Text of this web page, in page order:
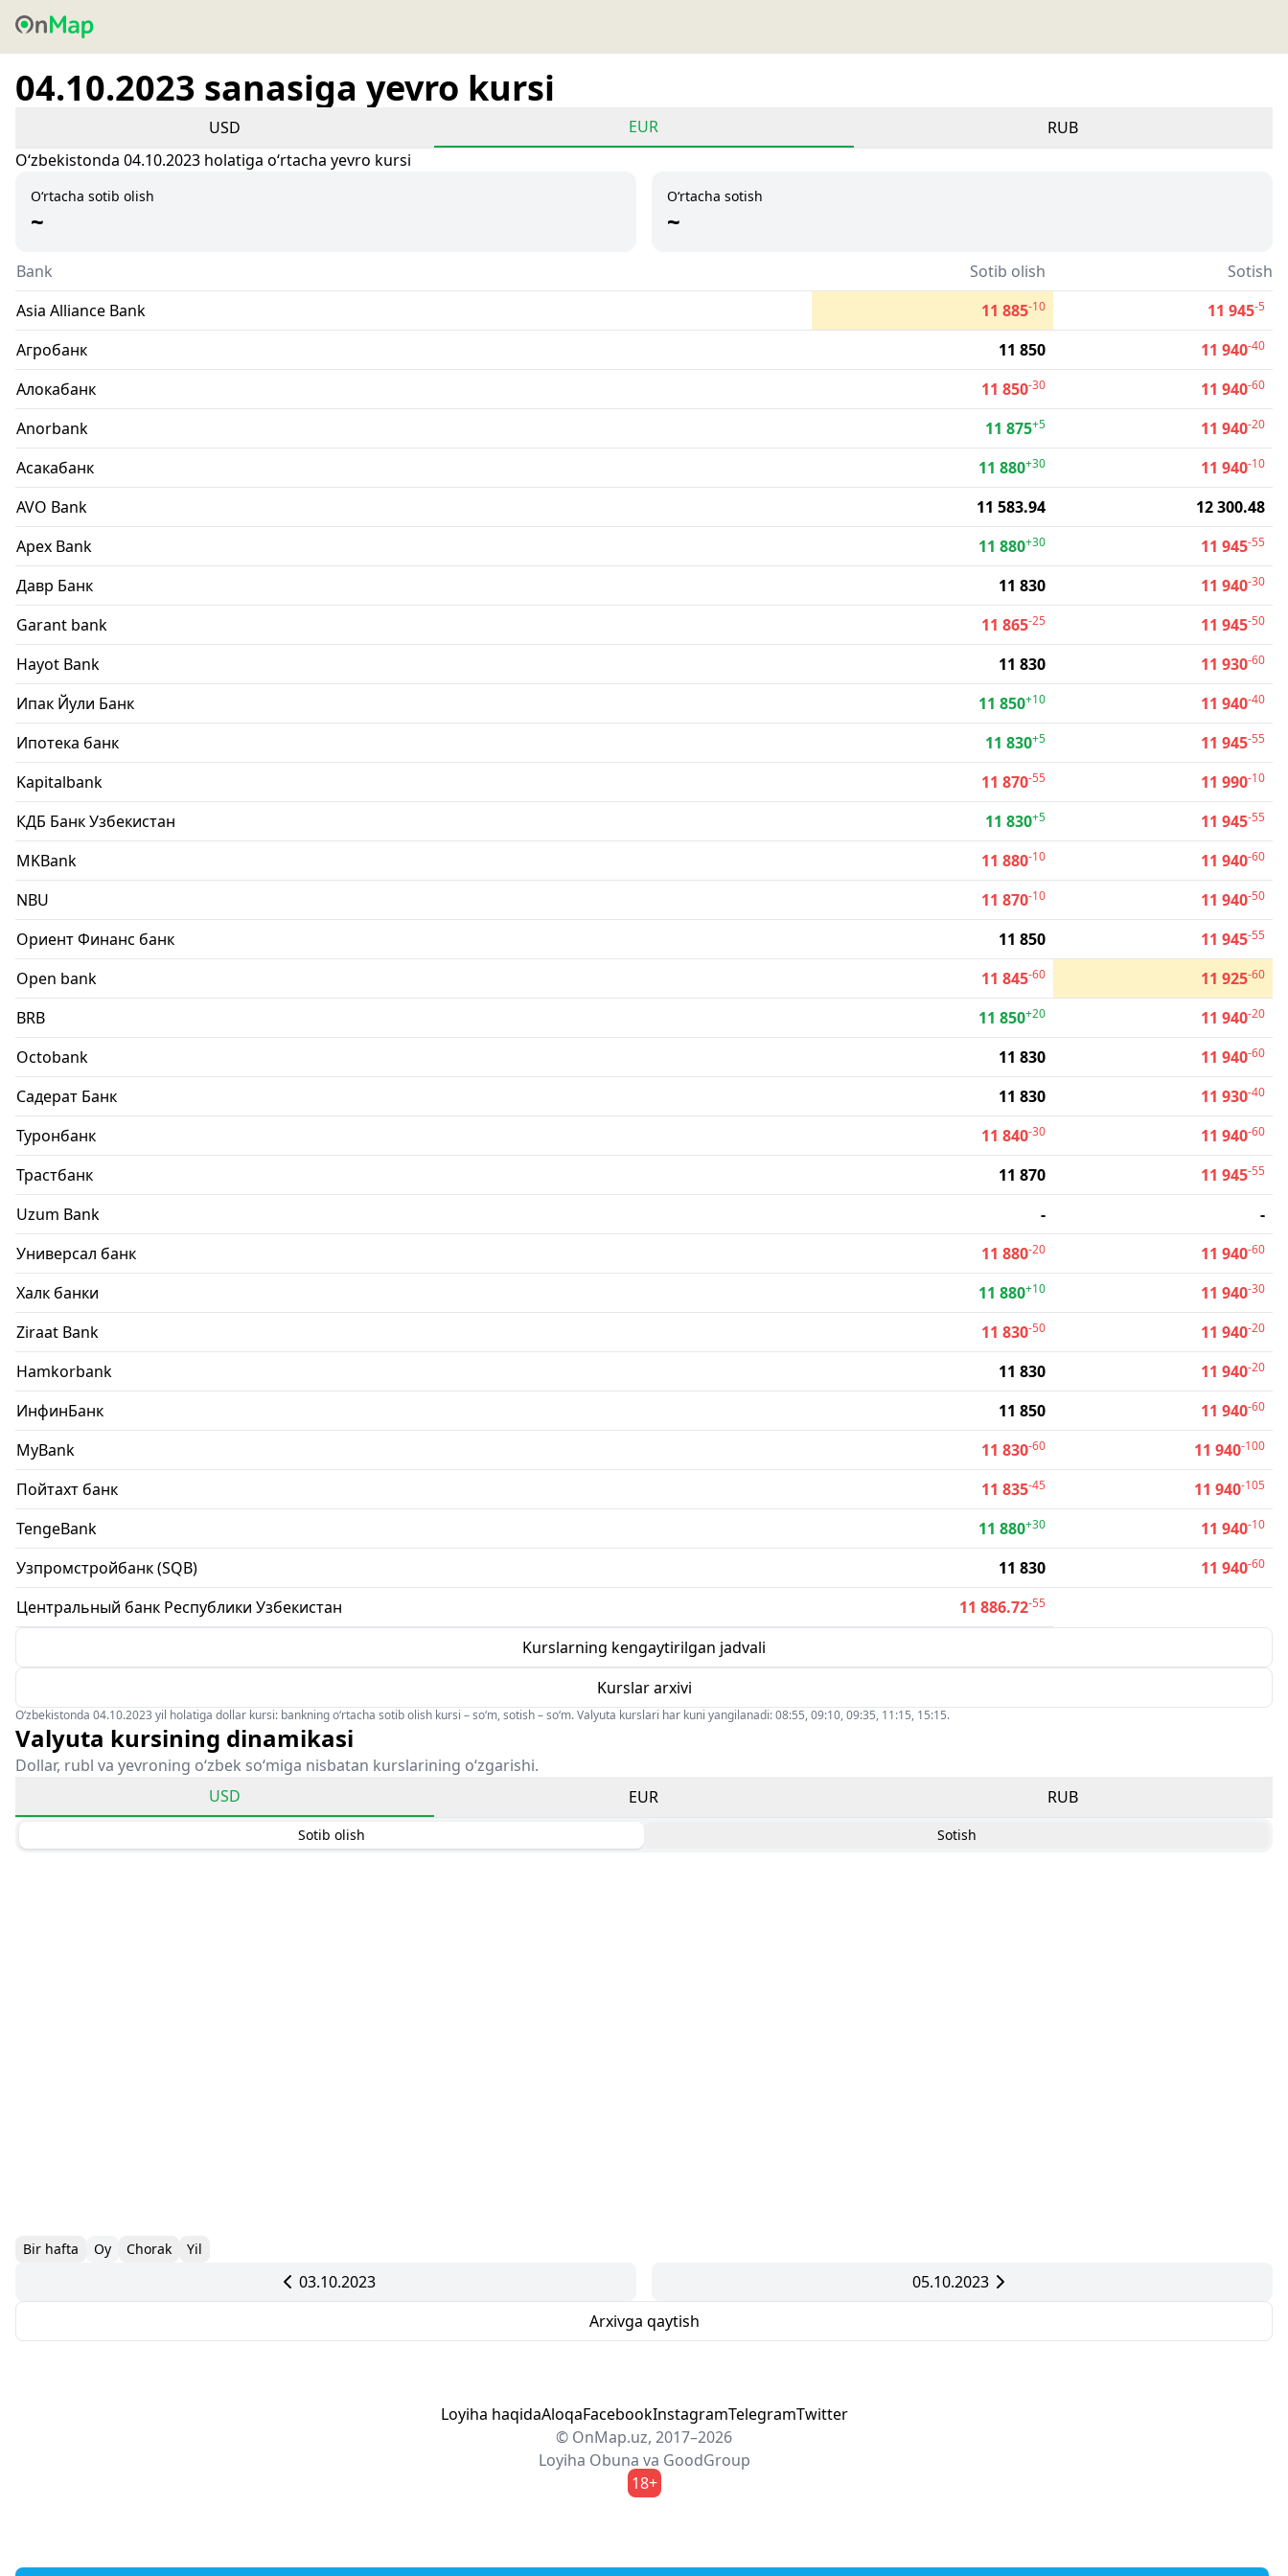
04.10.2023 sanasiga yevro kursi
USD EUR
RUB
Oʻzbekistonda 04.10.2023 holatiga oʻrtacha yevro kursi
O‘rtacha sotib olish
~
O‘rtacha sotish
~
Bank Sotib olish
Sotish
Asia Alliance Bank
11 885-10 11 945-5
Агробанк 11 850 11 940-40
Алокабанк 11 850-30 11 940-60
Anorbank 11 875+5 11 940-20
Асакабанк 11 880+30 11 940-10
AVO Bank 11 583.94
12 300.48
Apex Bank
11 880+30 11 945-55
Давр Банк 11 830 11 940-30
Garant bank 11 865-25 11 945-50
Hayot Bank 11 830 11 930-60
Ипак Йули Банк 11 850+10 11 940-40
Ипотека банк 11 830+5 11 945-55
Kapitalbank 11 870-55 11 990-10
КДБ Банк Узбекистан 11 830+5 11 945-55
MKBank 11 880-10 11 940-60
NBU 11 870-10 11 940-50
Ориент Финанс банк 11 850 11 945-55
Open bank 11 845-60 11 925-60
BRB 11 850+20 11 940-20
Octobank 11 830 11 940-60
Садерат Банк 11 830 11 930-40
Туронбанк 11 840-30 11 940-60
Трастбанк 11 870 11 945-55
Uzum Bank -
-
Универсал банк
11 880-20 11 940-60
Халк банки 11 880+10 11 940-30
Ziraat Bank 11 830-50 11 940-20
Hamkorbank 11 830 11 940-20
ИнфинБанк 11 850 11 940-60
MyBank 11 830-60 11 940-100
Пойтахт банк 11 835-45 11 940-105
TengeBank 11 880+30 11 940-10
Узпромстройбанк (SQB) 11 830 11 940-60
Центральный банк Республики Узбекистан 11 886.72-55
Kurslarning kengaytirilgan jadvali
Kurslar arxivi
O‘zbekistonda 04.10.2023 yil holatiga dollar kursi: bankning o‘rtacha sotib olish kursi – so‘m, sotish – so‘m. Valyuta kurslari har kuni yangilanadi: 08:55, 09:10, 09:35, 11:15, 15:15.
Valyuta kursining dinamikasi
Dollar, rubl va yevroning o‘zbek so‘miga nisbatan kurslarining o‘zgarishi.
USD
EUR RUB
Sotib olish Sotish
Bir hafta Oy Chorak Yil
03.10.2023
05.10.2023
Arxivga qaytish
Loyiha haqidaAloqaFacebookInstagramTelegramTwitter
© OnMap.uz, 2017–2026
Loyiha Obuna va GoodGroup
18+